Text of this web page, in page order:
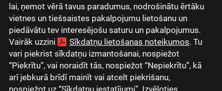
lai, ņemot vērā tavus paradumus, nodrošinātu ērtāku
vietnes un tiešsaistes pakalpojumu lietošanu un
piedāvātu tev interesējošu saturu un pakalpojumus.
Vairāk uzzini
Sīkdatņu lietošanas noteikumos. Tu
vari piekrist sīkdatņu izmantošanai, nospiežot
“Piekrītu”, vai noraidīt tās, nospiežot “Nepiekrītu”, kā
arī jebkurā brīdī mainīt vai atcelt piekrišanu,
nospiežot uz “Sīkdatņu iestatījumi”. Izvēloties
English
Eesti
Lietuviškai
Par mums